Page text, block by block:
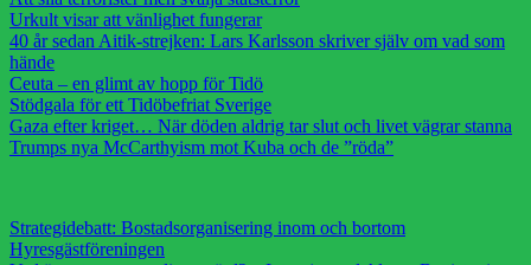
Urkult visar att vänlighet fungerar
40 år sedan Aitik-strejken: Lars Karlsson skriver själv om vad som
hände
Ceuta – en glimt av hopp för Tidö
Stödgala för ett Tidöbefriat Sverige
Gaza efter kriget… När döden aldrig tar slut och livet vägrar stanna
Trumps nya McCarthyism mot Kuba och de ”röda”
Strategidebatt: Bostadsorganisering inom och bortom
Hyresgästföreningen